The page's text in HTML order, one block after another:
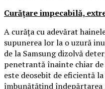
Curățare impecabilă,
A curăța cu adevărat
supunerea lor la o uzură
de la Samsung dizolvă
penetrantă înainte chiar
este deosebit de eficientă
îmbunătățind îndepărtarea